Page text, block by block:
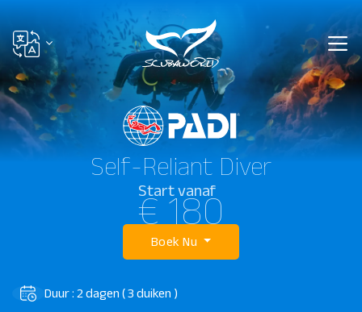
Self-Reliant Diver
Start vanaf
€ 180
Boek Nu
Duur : 2 dagen ( 3 duiken )